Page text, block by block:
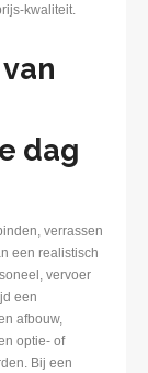
kwaliteit.
dag
verrassen
een realistisch
vervoer
een
afbouw,
optie- of
Bij een